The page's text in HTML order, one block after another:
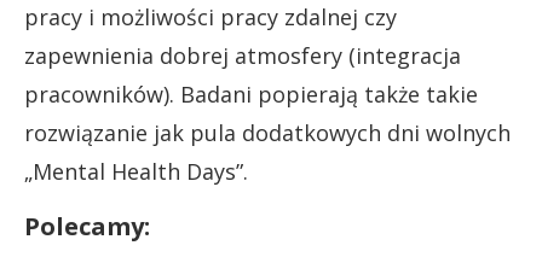
pracy i możliwości pracy zdalnej czy
zapewnienia dobrej atmosfery (integracja
pracowników). Badani popierają także takie
rozwiązanie jak pula dodatkowych dni wolnych
„Mental Health Days”.
Polecamy: